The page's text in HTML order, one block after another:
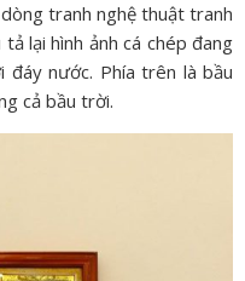
tranh nghệ thuật tranh
lại hình ảnh cá chép đang
nước. Phía trên là bầu
cả bầu trời.